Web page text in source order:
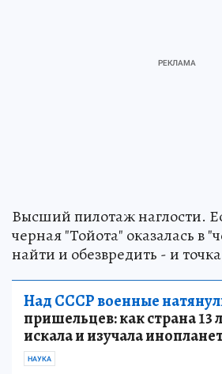
Высший пилотаж наглости.
черная "Тойота" оказалась в
найти и обезвредить - и
Над СССР военные
пришельцев: как страна 13
искала и изучала
НАУКА